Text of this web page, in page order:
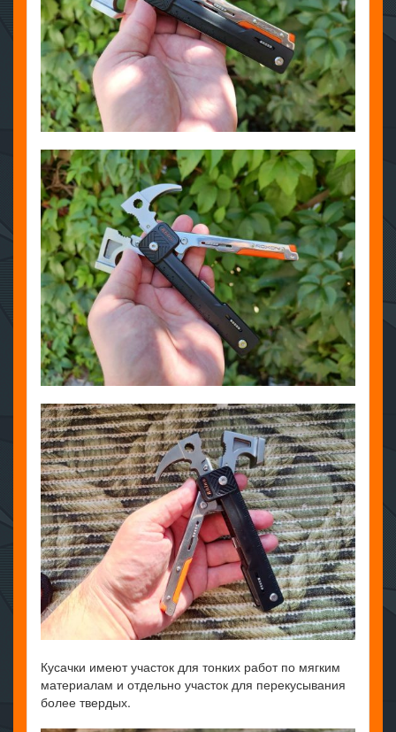
Кусачки имеют участок для тонких работ по мягким
материалам и отдельно участок для перекусывания
более твердых.